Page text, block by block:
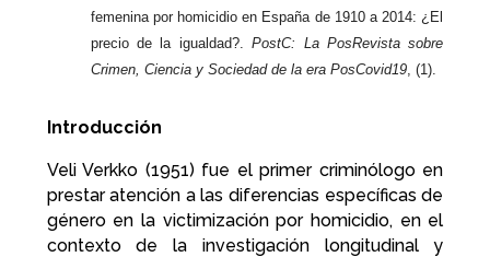
femenina por homicidio en España de 1910 a 2014: ¿El
precio de la igualdad?.PostC: La PosRevista sobre
Crimen, Ciencia y Sociedad de la era PosCovid19, (1).
Introducción
Veli Verkko (1951) fue el primer criminólogo en
prestar atención a las diferencias específicas de
género en la victimización por homicidio, en el
contexto de la investigación longitudinal y